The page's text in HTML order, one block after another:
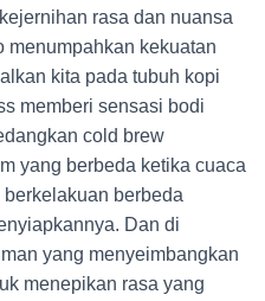
rasa dan nuansa
menumpahkan kekuatan
kita pada tubuh kopi
memberi sensasi bodi
cold brew
yang berbeda ketika cuaca
berbeda
Dan di
yang menyeimbangkan
menepikan rasa yang